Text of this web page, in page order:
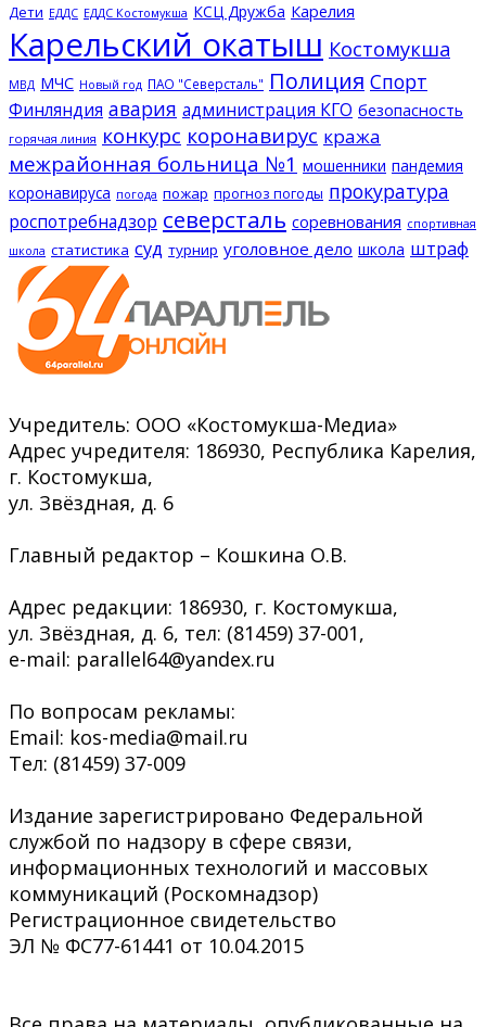
Дети ЕДДС ЕДДС Костомукша КСЦ Дружба Карелия
Карельский окатыш Костомукша
МВД МЧС Новый год ПАО "Северсталь" Полиция Спорт
Финляндия авария администрация КГО безопасность
горячая линия конкурс коронавирус кража
межрайонная больница №1 мошенники пандемия
коронавируса погода пожар прогноз погоды прокуратура
роспотребнадзор северсталь соревнования спортивная
школа статистика суд турнир уголовное дело школа штраф
Учредитель: ООО «Костомукша-Медиа»
Адрес учредителя: 186930, Республика Карелия,
г. Костомукша,
ул. Звёздная, д. 6
Главный редактор – Кошкина О.В.
Адрес редакции: 186930, г. Костомукша,
ул. Звёздная, д. 6, тел: (81459) 37-001,
e-mail: parallel64@yandex.ru
По вопросам рекламы:
Email: kos-media@mail.ru
Тел: (81459) 37-009
Издание зарегистрировано Федеральной
службой по надзору в сфере связи,
информационных технологий и массовых
коммуникаций (Роскомнадзор)
Регистрационное свидетельство
ЭЛ № ФС77-61441 от 10.04.2015